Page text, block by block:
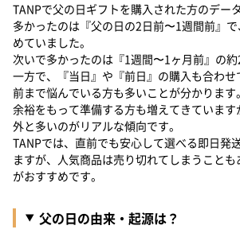
TANPで父の日ギフトを購入された方のデー
多かったのは『父の日の2日前〜1週間前』
めていました。
次いで多かったのは『1週間〜1ヶ月前』の約
一方で、『当日』や『前日』の購入も合わ
前まで悩んでいる方も多いことが分かります。
余裕をもって準備する方も増えてきていま
外と多いのがリアルな傾向です。
TANPでは、直前でも安心して選べる即日発
ますが、人気商品は売り切れてしまうこと
がおすすめです。
父の日の由来・起源は？